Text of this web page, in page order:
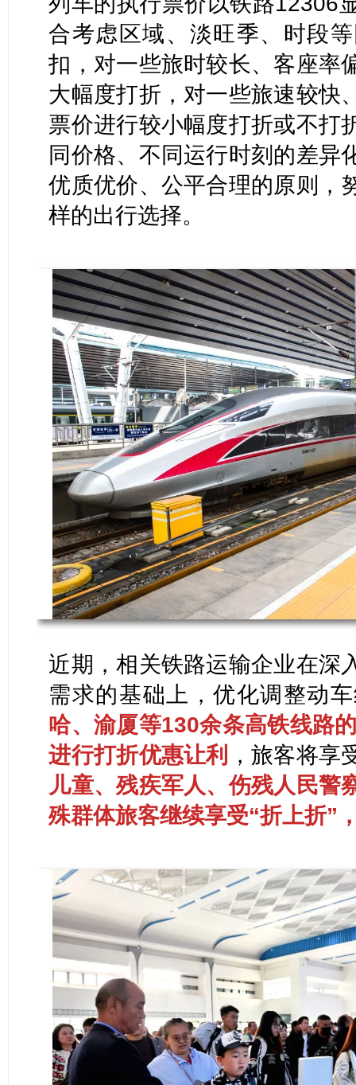
合考虑区域、淡旺季、时段
扣，对一些旅时较长、客座率
大幅度打折，对一些旅速较快
票价进行较小幅度打折或不打
同价格、不同运行时刻的差异
优质优价、公平合理的原则，
样的出行选择。
近期，相关铁路运输企业在深
需求的基础上，优化调整动
哈、渝厦等130余条高铁线路
进行打折优惠让利
，旅客将享
儿童、残疾军人、伤残人民警
殊群体旅客继续享受“折上折”